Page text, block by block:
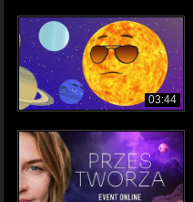
03:44